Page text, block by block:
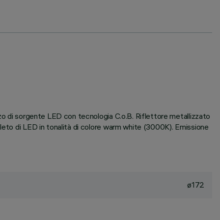
di sorgente LED con tecnologia C.o.B. Riflettore metallizzato
di LED in tonalità di colore warm white (3000K). Emissione
ø172